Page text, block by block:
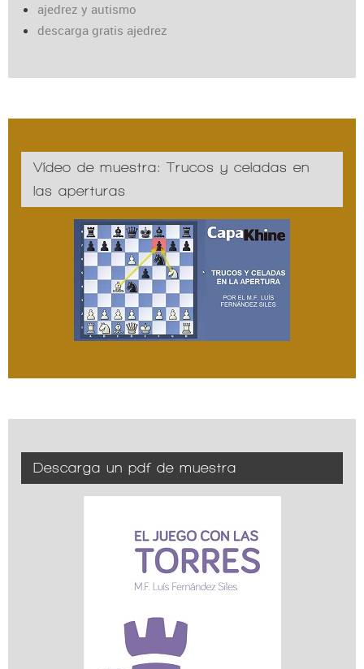
ajedrez y autismo
descarga gratis ajedrez
Vídeo de muestra: Trucos y celadas en
las aperturas
Descarga un pdf de muestra